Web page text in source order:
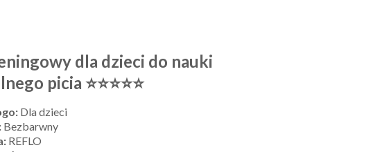
dla dzieci do nauki
picia ⭐⭐⭐⭐⭐
Dla dzieci
Bezbarwny
REFLO